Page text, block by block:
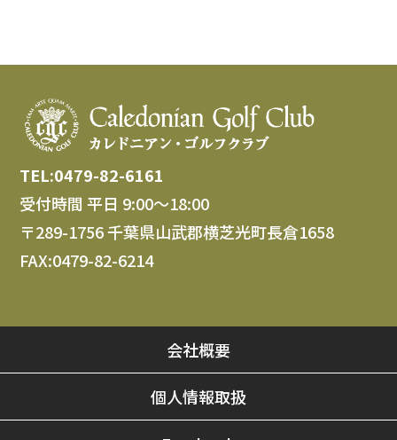
TEL:0479-82-6161
受付時間 平日 9:00～18:00
〒289-1756 千葉県山武郡横芝光町長倉1658
FAX:0479-82-6214
会社概要
個人情報取扱